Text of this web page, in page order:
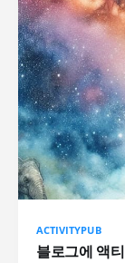
ACTIVITYPUB
블로그에 액